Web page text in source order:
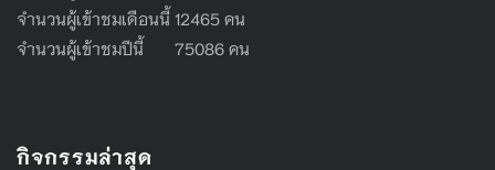
จำนวนผู้เข้าชมเดือนนี้ 12465 คน
จำนวนผู้เข้าชมปีนี้ 75086 คน
กิจกรรมล่าสุด